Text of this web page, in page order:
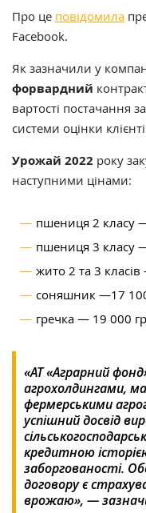
Про це повідомила
Facebook.
Як зазначили у
форвардний
вартості постачання
системи оцінки
Урожай 2022 року
наступними цінами:
пшениця 2 класу
пшениця 3 класу
жито 2 та 3
соняшник —17
гречка — 19 000
«АТ «Аграрний
агрохолдингами,
фермерськими
успішний досвід
кредитною
заборгованості.
договору є
врожаю», —